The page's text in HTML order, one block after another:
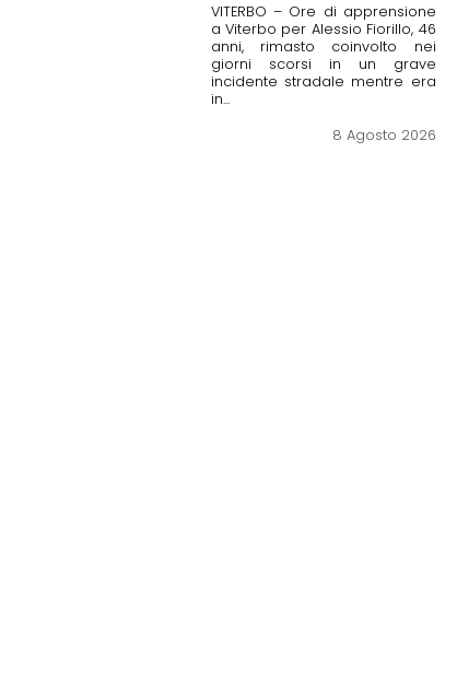
VITERBO – Ore di apprensione
a Viterbo per Alessio Fiorillo, 46
anni, rimasto coinvolto nei
giorni scorsi in un grave
incidente stradale mentre era
in...
8 Agosto 2026